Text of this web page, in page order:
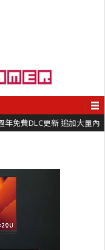
年免費DLC更新 追加大量內